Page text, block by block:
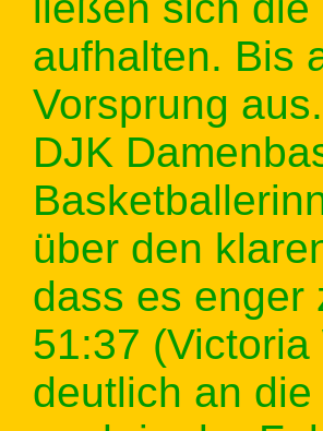
aufhalten. Bis
Vorsprung
DJK
über den
dass es enger
51:37
deutlich an